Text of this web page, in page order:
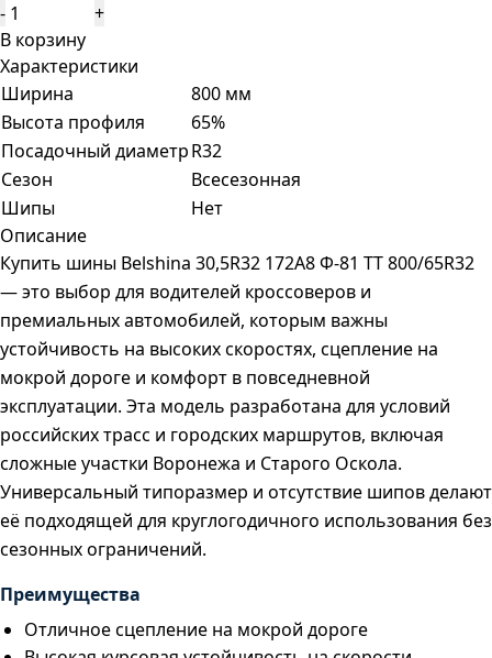
-
+
В корзину
Характеристики
Ширина
800 мм
Высота профиля
65%
Посадочный диаметрR32
Сезон
Всесезонная
Шипы
Нет
Описание
Купить шины Belshina 30,5R32 172A8 Ф-81 TT 800/65R32
— это выбор для водителей кроссоверов и
премиальных автомобилей, которым важны
устойчивость на высоких скоростях, сцепление на
мокрой дороге и комфорт в повседневной
эксплуатации. Эта модель разработана для условий
российских трасс и городских маршрутов, включая
сложные участки Воронежа и Старого Оскола.
Универсальный типоразмер и отсутствие шипов делают
её подходящей для круглогодичного использования без
сезонных ограничений.
Преимущества
Отличное сцепление на мокрой дороге